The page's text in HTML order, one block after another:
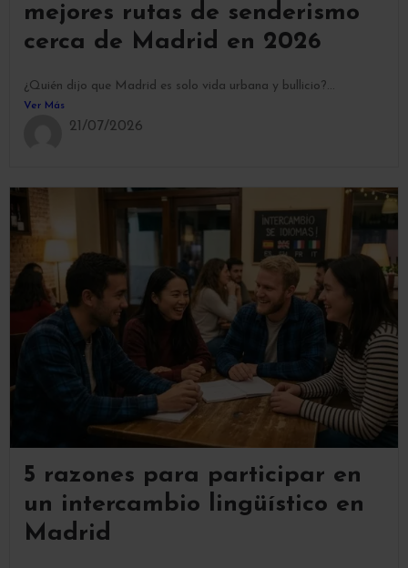
mejores rutas de senderismo
cerca de Madrid en 2026
¿Quién dijo que Madrid es solo vida urbana y bullicio?...
Ver Más
21/07/2026
5 razones para participar en
un intercambio lingüístico en
Madrid